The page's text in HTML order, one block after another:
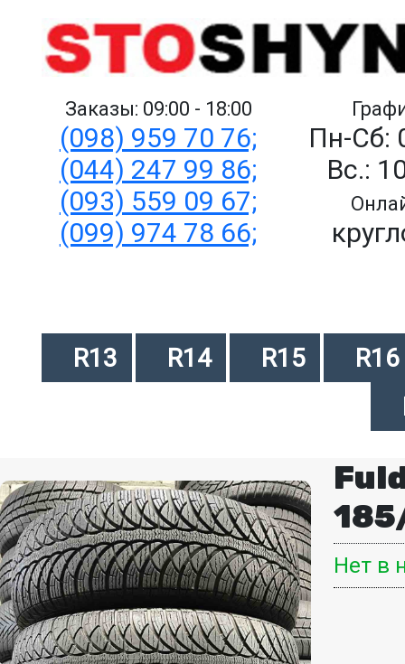
Заказы: 09:00 - 18:00
(098) 959 70 76;
(044) 247 99 86;
(093) 559 09 67;
(099) 974 78 66;
Пн-Сб:
Вс.:
R13 R14 R15
R16
Нет в